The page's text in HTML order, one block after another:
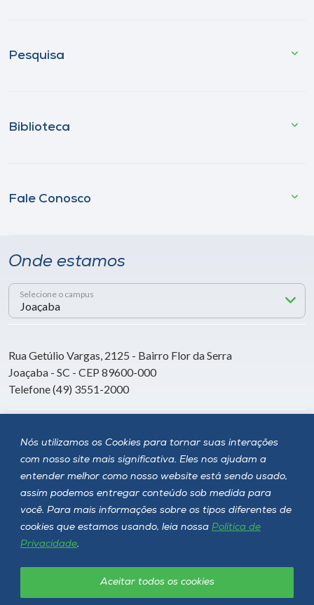
Nós utilizamos os Cookies para tornar suas interações
com nosso site mais significativa. Eles nos ajudam a
entender melhor como nosso website está sendo usado,
assim podemos entregar conteúdo sob medida para
você. Para mais informações sobre os tipos diferentes de
cookies que estamos usando, leia nossa Política de
Privacidade.
Aceitar todos os cookies
Pesquisa
Biblioteca
Fale Conosco
Onde estamos
Selecione o campus
Rua Getúlio Vargas, 2125 - Bairro Flor da Serra
Joaçaba - SC - CEP 89600-000
Telefone (49) 3551-2000
Siga a Unoesc
Política de privacidade LGPD